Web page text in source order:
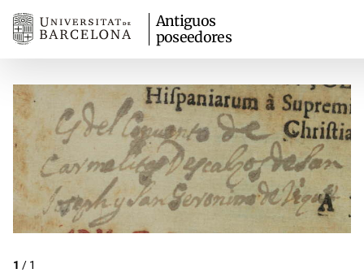
Antiguos
poseedores
1 / 1